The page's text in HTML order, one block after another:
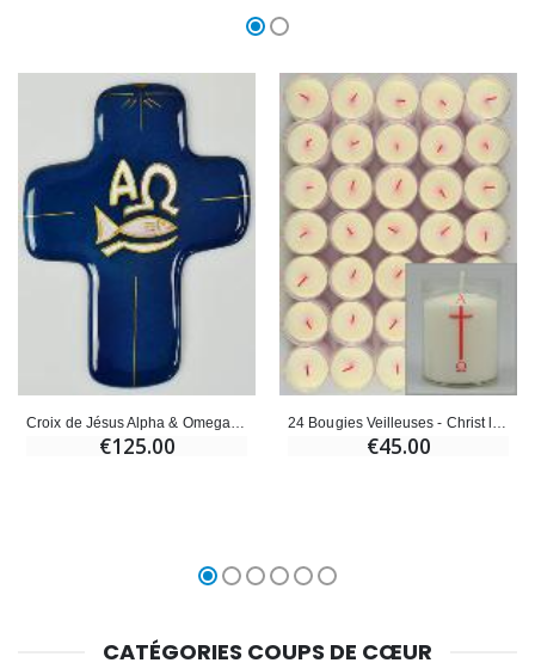
€125.00 €45.00
CATÉGORIES COUPS DE CŒUR